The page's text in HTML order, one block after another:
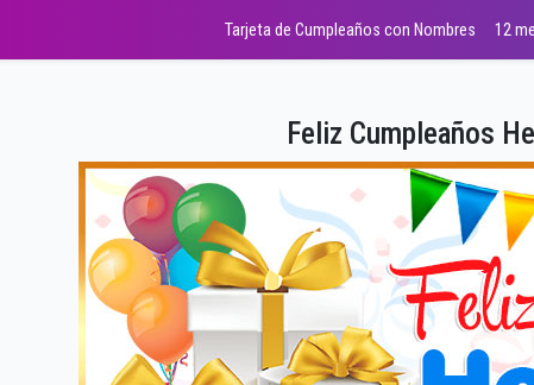
Tarjeta de Cumpleaños con Nombres 12
Feliz Cumpleaños